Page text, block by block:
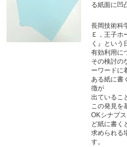
る紙面に凹
長岡技術科
Ｅ，王子ホ
く』という
有効利用に
その検討の
ーワードに
ある紙に書
徴が
出ているこ
この発見を
OKシナプ
ど紙に書く
求められる
す。